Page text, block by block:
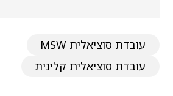
עובדת סוציאלית MSW
עובדת סוציאלית קלינית